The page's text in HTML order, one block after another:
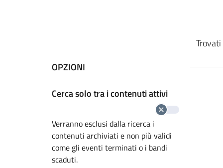
OPZIONI
Cerca solo tra i contenuti attivi
Verranno esclusi dalla ricerca i
contenuti archiviati e non più validi
come gli eventi terminati o i bandi
scaduti.